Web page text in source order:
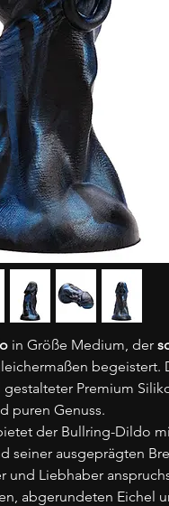
in Größe Medium, der
begeistert.
Premium
puren Genuss.
der Bullring-Dildo
seiner ausgeprägten
und Liebhaber
abgerundeten Eichel